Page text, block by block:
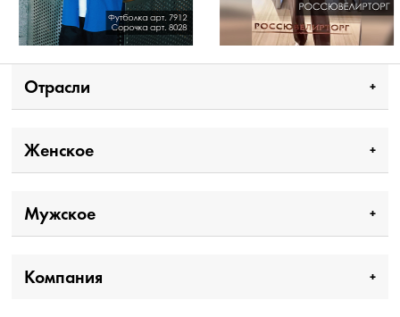
Отрасли
Женское
Мужское
Компания